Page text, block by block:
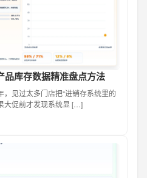
品库存数据精准盘点方法
见过太多门店把“进销存系统里的
大促前才发现系统显 […]